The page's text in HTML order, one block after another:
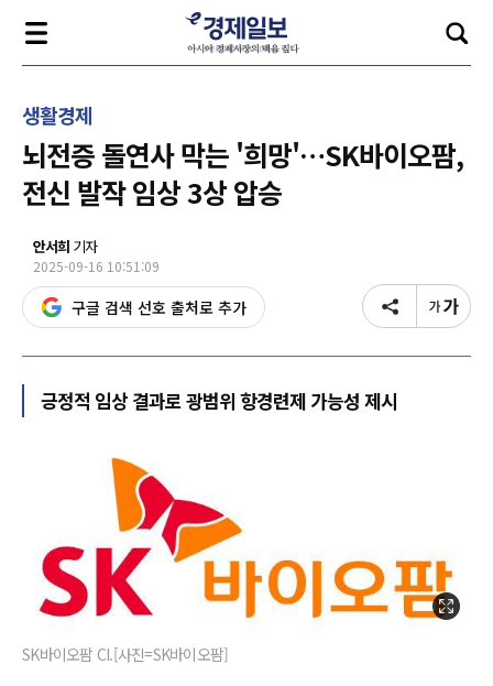
생활경제
뇌전증 돌연사 막는 '희망'…SK바이오팜,
전신 발작 임상 3상 압승
안서희 기자
2025-09-16 10:51:09
구글 검색 선호 출처로 추가
긍정적 임상 결과로 광범위 항경련제 가능성 제시
SK바이오팜 CI.[사진=SK바이오팜]